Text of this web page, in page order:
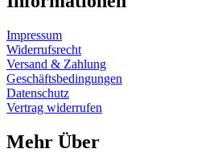
Impressum
Widerrufsrecht
Versand & Zahlung
Geschäftsbedingungen
Datenschutz
Vertrag widerrufen
Mehr Über